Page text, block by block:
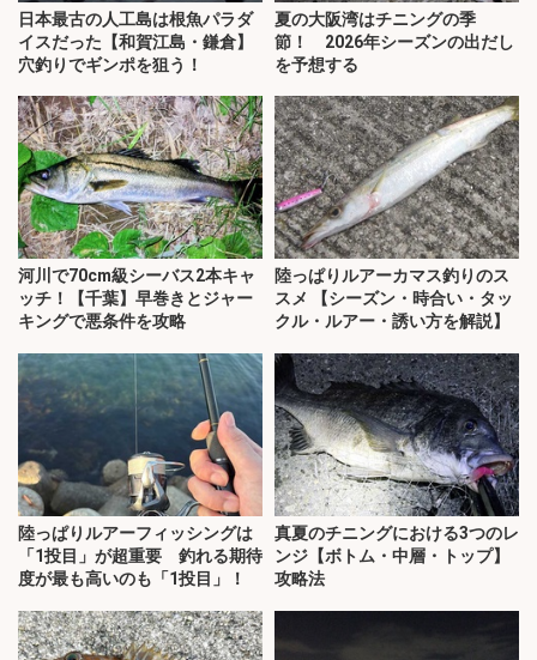
日本最古の人工島は根魚パラダ
イスだった【和賀江島・鎌倉】
穴釣りでギンポを狙う！
夏の大阪湾はチニングの季
節！ 2026年シーズンの出だし
を予想する
河川で70cm級シーバス2本キャ
ッチ！【千葉】早巻きとジャー
キングで悪条件を攻略
陸っぱりルアーカマス釣りのス
スメ 【シーズン・時合い・タッ
クル・ルアー・誘い方を解説】
陸っぱりルアーフィッシングは
「1投目」が超重要 釣れる期待
度が最も高いのも「1投目」！
真夏のチニングにおける3つのレ
ンジ【ボトム・中層・トップ】
攻略法